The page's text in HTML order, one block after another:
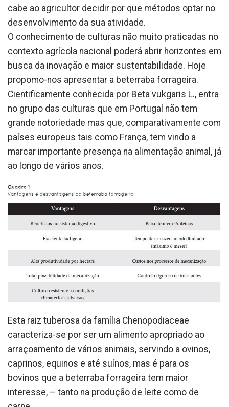
cabe ao agricultor decidir por que métodos optar no
desenvolvimento da sua atividade.
O conhecimento de culturas não muito praticadas no
contexto agrícola nacional poderá abrir horizontes em
busca da inovação e maior sustentabilidade. Hoje
propomo-nos apresentar a beterraba forrageira.
Cientificamente conhecida por Beta vukgaris L., entra
no grupo das culturas que em Portugal não tem
grande notoriedade mas que, comparativamente com
países europeus tais como França, tem vindo a
marcar importante presença na alimentação animal, já
ao longo de vários anos.
Esta raiz tuberosa da família Chenopodiaceae
caracteriza-se por ser um alimento apropriado ao
arraçoamento de vários animais, servindo a ovinos,
caprinos, equinos e até suínos, mas é para os
bovinos que a beterraba forrageira tem maior
interesse, – tanto na produção de leite como de